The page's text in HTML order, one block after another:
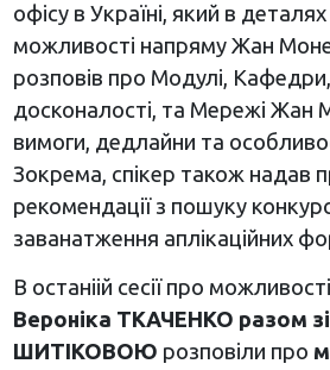
офісу в Україні, який в
можливості напряму Жан
розповів про Модулі,
досконалості, та Мережі Жан
вимоги, дедлайни та
Зокрема, спікер також надав
рекомендації з пошуку
заванатження аплікаційних
В останіій сесії про
Вероніка ТКАЧЕНКО разом
ШИТІКОВОЮ розповіли про